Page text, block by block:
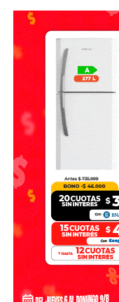
conocimiento
Mientras que la
funcionamiento de:
Tarjetas de
Billeteras
El conocimiento
bancarios
cómo funciona una
conoce el
Fuente: Clarín